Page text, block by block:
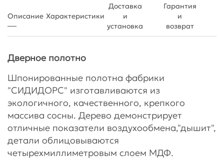
Описание Характеристики
Доставка
и
установка
Гарантия
и
возврат
Дверное полотно
Шпонированные полотна фабрики
"СИДИДОРС" изготавливаются из
экологичного, качественного, крепкого
массива сосны. Дерево демонстрирует
отличные показатели воздухообмена,"дышит",
детали облицовываются
четырехмиллиметровым слоем МДФ.